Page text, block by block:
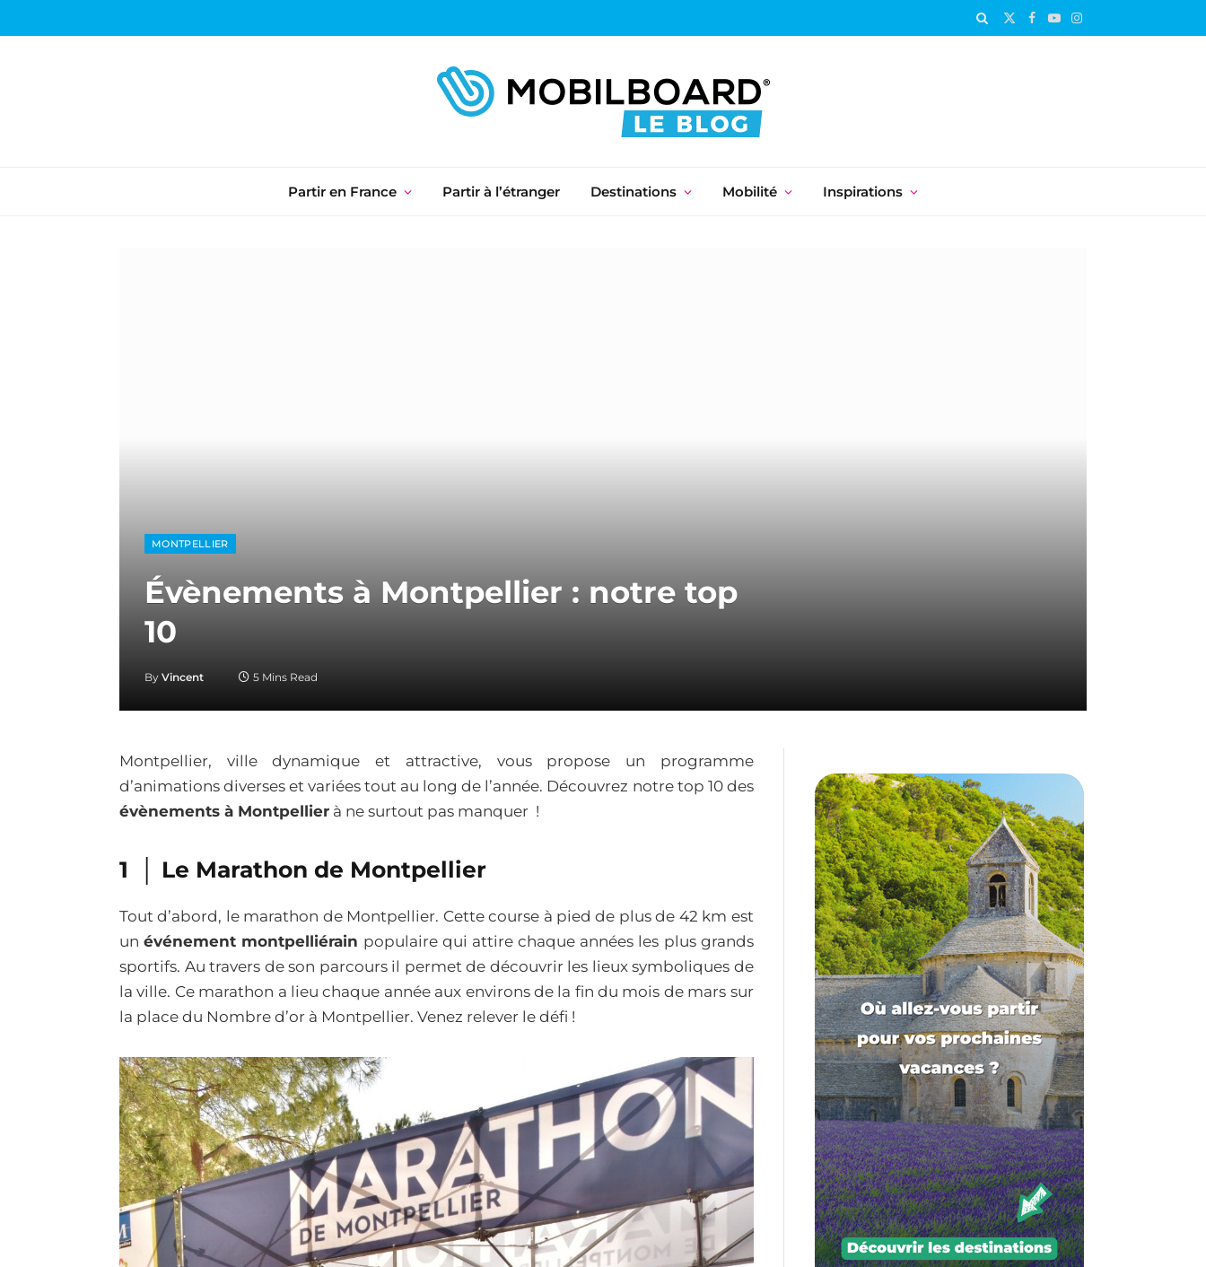
X
Facebook
YouTubeInstagram
Partir en France Partir à l’étranger Destinations Mobilité Inspirations
MONTPELLIER
Évènements à Montpellier : notre top
10
By Vincent 5 Mins Read
Montpellier, ville dynamique et attractive, vous propose un programme
d’animations diverses et variées tout au long de l’année. Découvrez notre top 10 des
évènements à Montpellier à ne surtout pas manquer !
1 │ Le Marathon de Montpellier
Tout d’abord, le marathon de Montpellier. Cette course à pied de plus de 42 km est
unévénement montpelliérain populaire qui attire chaque années les plus grands
sportifs. Au travers de son parcours il permet de découvrir les lieux symboliques de
la ville. Ce marathon a lieu chaque année aux environs de la fin du mois de mars sur
la place du Nombre d’or à Montpellier. Venez relever le défi !